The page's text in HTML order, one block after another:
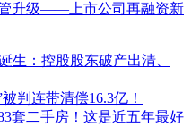
升级——上市公司再融资新
生：控股股东破产出清、
判连带清偿16.3亿！
套二手房！这是近五年最好